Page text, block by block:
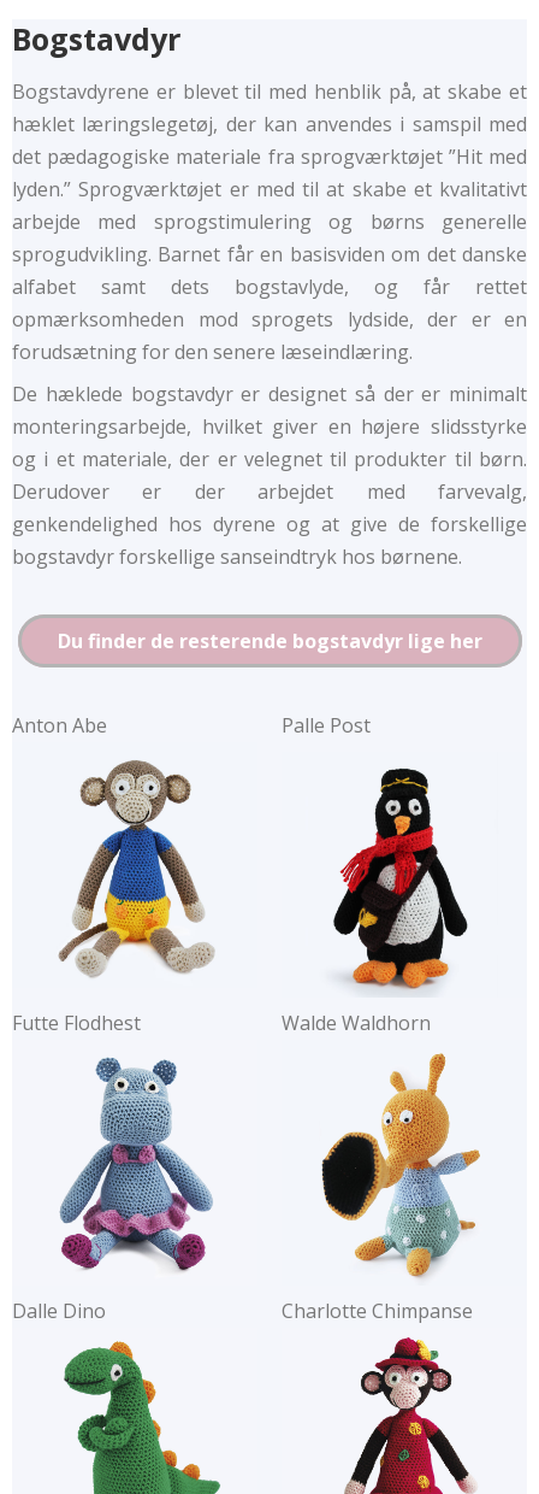
Bogstavdyr
Bogstavdyrene er blevet til med henblik på, at skabe et
hæklet læringslegetøj, der kan anvendes i samspil med
det pædagogiske materiale fra sprogværktøjet ”Hit med
lyden.” Sprogværktøjet er med til at skabe et kvalitativt
arbejde med sprogstimulering og børns generelle
sprogudvikling. Barnet får en basisviden om det danske
alfabet samt dets bogstavlyde, og får rettet
opmærksomheden mod sprogets lydside, der er en
forudsætning for den senere læseindlæring.
De hæklede bogstavdyr er designet så der er minimalt
monteringsarbejde, hvilket giver en højere slidsstyrke
og i et materiale, der er velegnet til produkter til børn.
Derudover er der arbejdet med farvevalg,
genkendelighed hos dyrene og at give de forskellige
bogstavdyr forskellige sanseindtryk hos børnene.
Du finder de resterende bogstavdyr lige her
Anton Abe Palle Post
Futte Flodhest Walde Waldhorn
Dalle Dino Charlotte Chimpanse